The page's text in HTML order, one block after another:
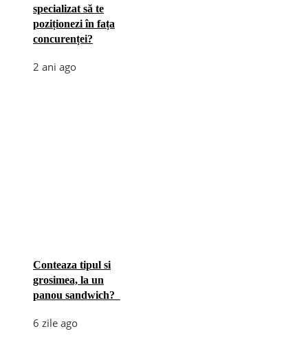
specializat să te
poziționezi în fața
concurenței?
2 ani ago
Conteaza tipul si
grosimea, la un
panou sandwich?
6 zile ago